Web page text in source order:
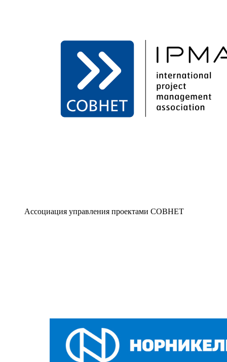
Ассоциация управления проектами СОВНЕТ